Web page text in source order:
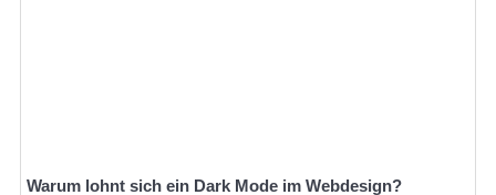
Warum lohnt sich ein Dark Mode im Webdesign?